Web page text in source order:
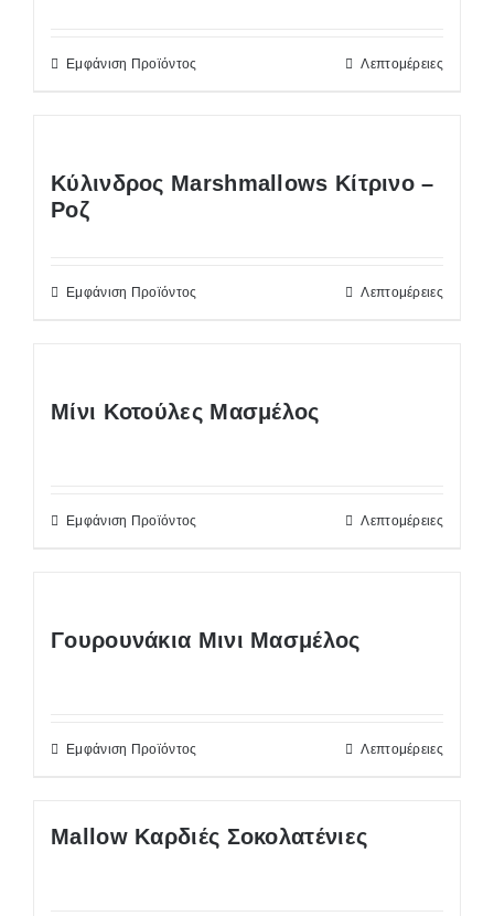
Εμφάνιση Προϊόντος Λεπτομέρειες
Κύλινδρος Marshmallows Κίτρινο –
Ροζ
Εμφάνιση Προϊόντος Λεπτομέρειες
Μίνι Κοτούλες Μασμέλος
Εμφάνιση Προϊόντος Λεπτομέρειες
Γουρουνάκια Μινι Μασμέλος
Εμφάνιση Προϊόντος Λεπτομέρειες
Mallow Καρδιές Σοκολατένιες